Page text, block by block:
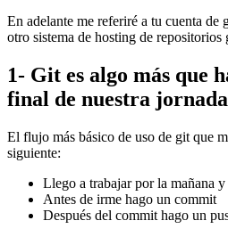
En adelante me referiré a tu cuenta
otro sistema de hosting de repositorios
1- Git es algo más que
final de nuestra jornada
El flujo más básico de uso de git que
siguiente:
Llego a trabajar por la mañana
Antes de irme hago un commit
Después del commit hago un